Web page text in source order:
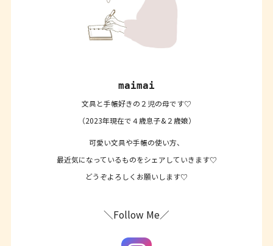
maimai
文具と手帳好きの２児の母です♡
（2023年現在で４歳息子&２歳娘）
可愛い文具や手帳の使い方、
最近気になっているものをシェアしていきます♡
どうぞよろしくお願いします♡
＼Follow Me／